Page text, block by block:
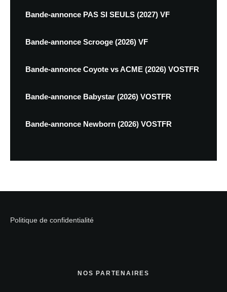
Bande-annonce PAS SI SEULS (2027) VF
Bande-annonce Scrooge (2026) VF
Bande-annonce Coyote vs ACME (2026) VOSTFR
Bande-annonce Babystar (2026) VOSTFR
Bande-annonce Newborn (2026) VOSTFR
Politique de confidentialité
NOS PARTENAIRES